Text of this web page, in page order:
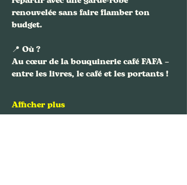
renouvelée sans faire flamber ton
budget.
📍 Où ?
Au cœur de la bouquinerie café FAFA –
entre les livres, le café et les portants !
Afficher plus